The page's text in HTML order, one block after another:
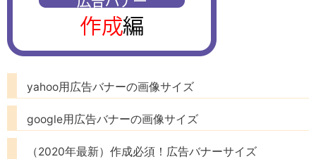
yahoo用広告バナーの画像サイズ
google用広告バナーの画像サイズ
（2020年最新）作成必須！広告バナーサイズ